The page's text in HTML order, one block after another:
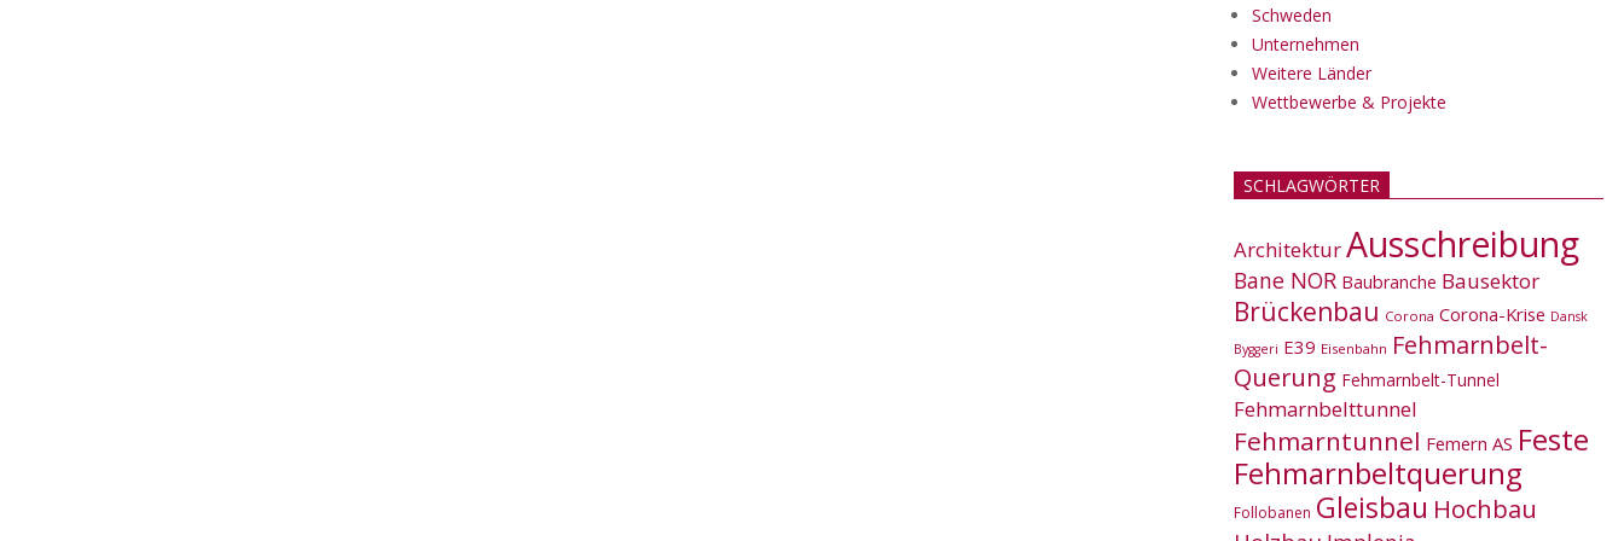
Schweden
Unternehmen
Weitere Länder
Wettbewerbe & Projekte
SCHLAGWÖRTER
ArchitekturAusschreibung
Bane NOR Baubranche Bausektor
Brückenbau Corona Corona-Krise Dansk
Byggeri E39 Eisenbahn Fehmarnbelt-
Querung Fehmarnbelt-Tunnel
Fehmarnbelttunnel
Fehmarntunnel Femern AS Feste
Fehmarnbeltquerung
Follobanen Gleisbau Hochbau